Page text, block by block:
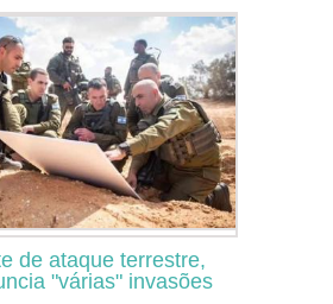
de ataque terrestre,
"várias" invasões